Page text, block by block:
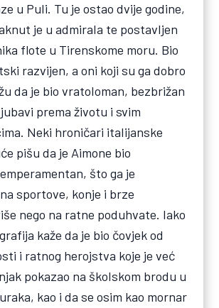
u Puli. Tu je ostao dvije godine,
je u admirala te postavljen
flote u Tirenskome moru. Bio
razvijen, a oni koji su ga dobro
da je bio vratoloman, bezbrižan
prema životu i svim
Neki hroničari italijanske
pišu da je Aimone bio
što ga je
sportove, konje i brze
nego na ratne poduhvate. Iako
kaže da je bio čovjek od
i ratnog herojstva koje je već
pokazao na školskom brodu u
kao i da se osim kao mornar